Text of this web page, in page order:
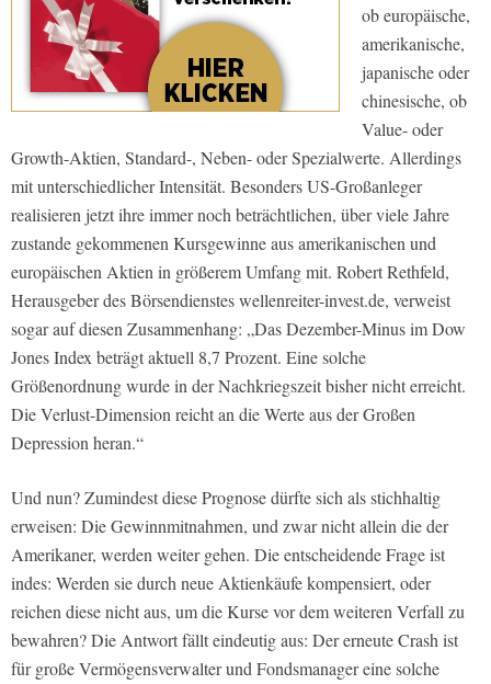
ob europäische,
amerikanische,
japanische oder
chinesische, ob
Value- oder
Growth-Aktien, Standard-, Neben- oder Spezialwerte. Allerdings
mit unterschiedlicher Intensität. Besonders US-Großanleger
realisieren jetzt ihre immer noch beträchtlichen, über viele Jahre
zustande gekommenen Kursgewinne aus amerikanischen und
europäischen Aktien in größerem Umfang mit. Robert Rethfeld,
Herausgeber des Börsendienstes wellenreiter-invest.de, verweist
sogar auf diesen Zusammenhang: „Das Dezember-Minus im Dow
Jones Index beträgt aktuell 8,7 Prozent. Eine solche
Größenordnung wurde in der Nachkriegszeit bisher nicht erreicht.
Die Verlust-Dimension reicht an die Werte aus der Großen
Depression heran.“
Und nun? Zumindest diese Prognose dürfte sich als stichhaltig
erweisen: Die Gewinnmitnahmen, und zwar nicht allein die der
Amerikaner, werden weiter gehen. Die entscheidende Frage ist
indes: Werden sie durch neue Aktienkäufe kompensiert, oder
reichen diese nicht aus, um die Kurse vor dem weiteren Verfall zu
bewahren? Die Antwort fällt eindeutig aus: Der erneute Crash ist
für große Vermögensverwalter und Fondsmanager eine solche